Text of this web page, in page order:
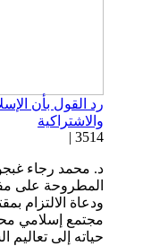
رد القول بأن
والاشتراكية
3514 |
د. محمد رجاء
المطروحة على
ودعاة الالتزام
مجتمع إسلامي
حياته إلى تعاليم